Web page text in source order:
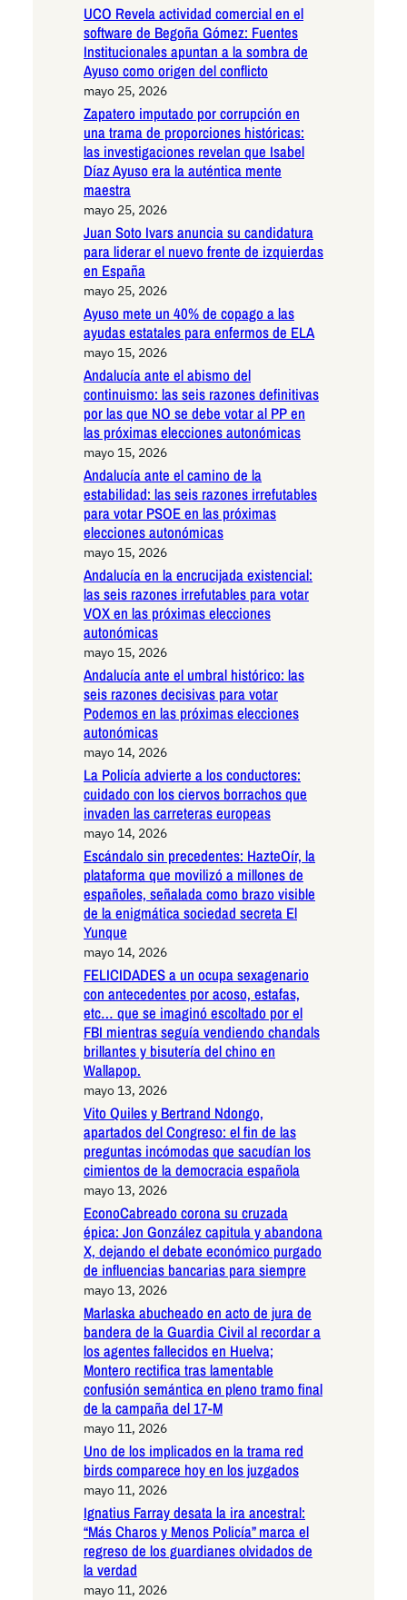
UCO Revela actividad comercial en el
software de Begoña Gómez: Fuentes
Institucionales apuntan a la sombra de
Ayuso como origen del conflicto
mayo 25, 2026
Zapatero imputado por corrupción en
una trama de proporciones históricas:
las investigaciones revelan que Isabel
Díaz Ayuso era la auténtica mente
maestra
mayo 25, 2026
Juan Soto Ivars anuncia su candidatura
para liderar el nuevo frente de izquierdas
en España
mayo 25, 2026
Ayuso mete un 40% de copago a las
ayudas estatales para enfermos de ELA
mayo 15, 2026
Andalucía ante el abismo del
continuismo: las seis razones definitivas
por las que NO se debe votar al PP en
las próximas elecciones autonómicas
mayo 15, 2026
Andalucía ante el camino de la
estabilidad: las seis razones irrefutables
para votar PSOE en las próximas
elecciones autonómicas
mayo 15, 2026
Andalucía en la encrucijada existencial:
las seis razones irrefutables para votar
VOX en las próximas elecciones
autonómicas
mayo 15, 2026
Andalucía ante el umbral histórico: las
seis razones decisivas para votar
Podemos en las próximas elecciones
autonómicas
mayo 14, 2026
La Policía advierte a los conductores:
cuidado con los ciervos borrachos que
invaden las carreteras europeas
mayo 14, 2026
Escándalo sin precedentes: HazteOír, la
plataforma que movilizó a millones de
españoles, señalada como brazo visible
de la enigmática sociedad secreta El
Yunque
mayo 14, 2026
FELICIDADES a un ocupa sexagenario
con antecedentes por acoso, estafas,
etc… que se imaginó escoltado por el
FBI mientras seguía vendiendo chandals
brillantes y bisutería del chino en
Wallapop.
mayo 13, 2026
Vito Quiles y Bertrand Ndongo,
apartados del Congreso: el fin de las
preguntas incómodas que sacudían los
cimientos de la democracia española
mayo 13, 2026
EconoCabreado corona su cruzada
épica: Jon González capitula y abandona
X, dejando el debate económico purgado
de influencias bancarias para siempre
mayo 13, 2026
Marlaska abucheado en acto de jura de
bandera de la Guardia Civil al recordar a
los agentes fallecidos en Huelva;
Montero rectifica tras lamentable
confusión semántica en pleno tramo final
de la campaña del 17-M
mayo 11, 2026
Uno de los implicados en la trama red
birds comparece hoy en los juzgados
mayo 11, 2026
Ignatius Farray desata la ira ancestral:
“Más Charos y Menos Policía” marca el
regreso de los guardianes olvidados de
la verdad
mayo 11, 2026